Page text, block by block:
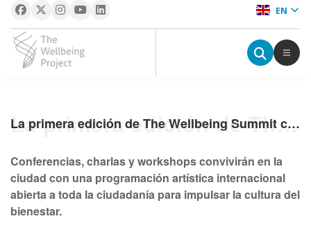
EN
La primera edición de The Wellbeing Summit convierte a Bilbao
La primera edición de The Wellbeing Summit convierte a Bilbao
Conferencias, charlas y workshops convivirán en la
ciudad con una programación artística internacional
abierta a toda la ciudadanía para impulsar la cultura del
bienestar.